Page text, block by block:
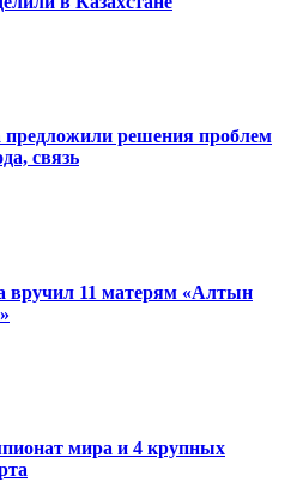
предложили решения проблем
связь
вручил 11 матерям «Алтын
мира и 4 крупных